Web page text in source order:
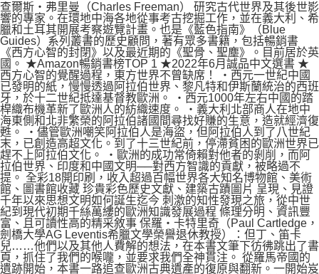
查爾斯‧弗里曼（Charles Freeman） 研究古代世界及其後世影
響的專家。在環地中海各地從事考古挖掘工作，並在義大利、希
臘和土耳其開展考察遊覽計畫。也是《藍色指南》（Blue
Guides）系列叢書的歷史顧問，著有眾多書籍，包括暢銷書
《西方心智的封閉》以及最近期的《聖骨、聖塵》。目前居於英
國。 ★Amazon暢銷書榜TOP 1 ★2022年6月誠品中文選書 ★
西方心智的覺醒過程，東方世界不曾缺席！ ‧西元一世紀中國
已發明的紙，慢慢透過阿拉伯世界、黎凡特和伊斯蘭統治的西班
牙，於十二世紀抵達基督教歐洲。 ‧西元1000年左右中國的踏
桿織布機革新了歐洲人的紡織速度。 ‧義大利北部商人在地中
海東側和北非繁榮的阿拉伯諸國間尋找好賺的生意，造就經濟復
甦。 ‧儘管歐洲嘲笑阿拉伯人是海盜，但阿拉伯人到了八世紀
末，已創造高超文化。到了十三世紀前，停滯貧困的歐洲世界已
趕不上阿拉伯文化。 ‧歐洲的成功常倚賴對他者的剝削，而阿
拉伯世界、印度和中國文明──對西方智識的貢獻，被略過不
提。 全彩18開印刷，收入超過百幅世界各大知名博物館、美術
館、圖書館收藏 珍貴彩色歷史文獻、建築古蹟圖片 呈現、見證
千年以來思想文明如何誕生迄今 刺激的知性發現之旅，從中世
紀到現代初期千絲萬縷的歐洲知識發展過程 條理分明、資訊豐
富、且可讀性高的精采敘事 保羅‧卡特里奇（Paul Cartledge，
劍橋大學AG Leventis希臘文學榮譽退休教授）：但丁、笛卡
兒……他們以及其他人費解的想法，在本書文筆下彷彿跳出了書
頁，抓住了我們的喉嚨，並要求我們全神貫注。 從羅馬帝國的
遺跡開始，本書一路追查歐洲古典遺產的復原與翻新。一開始岌